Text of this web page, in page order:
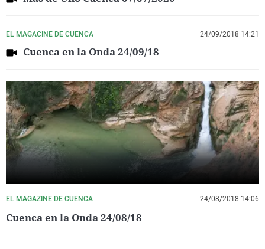
EL MAGACINE DE CUENCA 24/09/2018 14:21
Cuenca en la Onda 24/09/18
EL MAGAZINE DE CUENCA 24/08/2018 14:06
Cuenca en la Onda 24/08/18